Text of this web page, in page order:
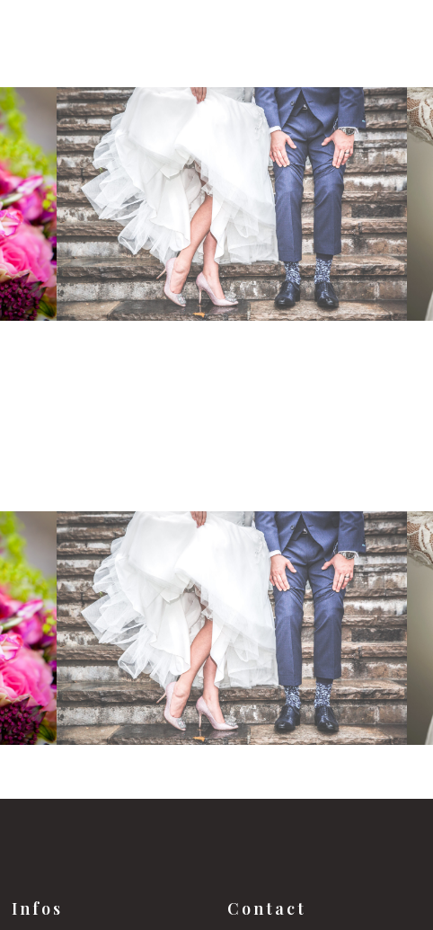
Hochzeitsfotografie
Hochzeitsfotogratfie
Infos Contact